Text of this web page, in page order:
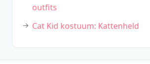
outfits
Cat Kid kostuum: Kattenheld